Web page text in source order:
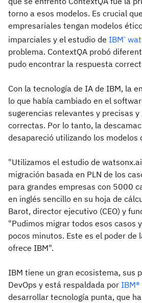
torno a esos modelos. Es crucial
empresariales tengan modelos
imparciales y el estudio de IBM®
problema. ContextQA probó
pudo encontrar la respuesta
Con la tecnología de IA de IBM, la
lo que había cambiado en el
sugerencias relevantes y precisas
correctas. Por lo tanto, la
desapareció utilizando los modelos
"Utilizamos el estudio de
migración basada en PLN de los
para grandes empresas con 5000
en inglés sencillo en su hoja de
Barot, director ejecutivo (CEO) y
"Pudimos migrar todos esos casos
pocos minutos. Este es el poder de
ofrece IBM".
IBM tiene un gran ecosistema, sus
DevOps y está respaldada por
desarrollar tecnología punta, que